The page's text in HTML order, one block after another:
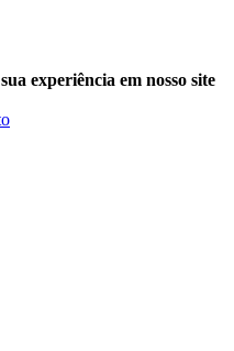
experiência em nosso site